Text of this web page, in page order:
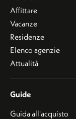
Affittare
Vacanze
Residenze
Elenco agenzie
Attualità
Guide
Guida all'acquisto